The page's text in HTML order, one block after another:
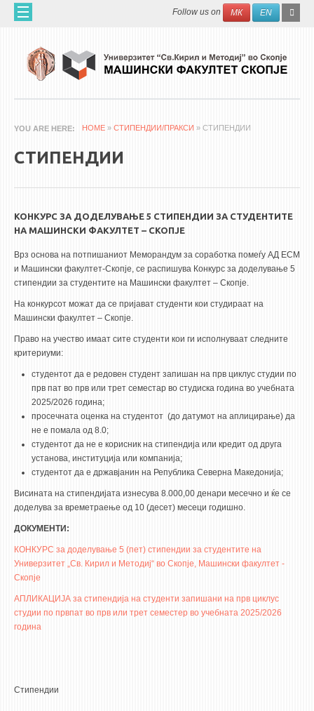
Skip to main content Search
Follow us on МК EN
ЗА НАС
60 ГОДИНИ МФ
НАУЧНА ДЕЈНОСТ
АПЛИКАТИВНА ДЕЈНОСТ
ERASMUS+
3DFindIT
WATERBRIDGING
CIRASIM
ENERGET
AIR QUALITY MODELLING
АКТИ
АКТИ
АНКЕТИ И САМОЕВАЛУАЦИИ
ЗАВРШНИ СМЕТКИ
ТЕЛЕФОНСКИ ИМЕНИК
ALUMNI MFS
ИЗВЕСТУВАЊА
НАСТАВЕН КАДАР
YOU ARE HERE HOME » СТИПЕНДИИ/ПРАКСИ » СТИПЕНДИИ
СТИПЕНДИИ
КОНКУРС ЗА ДОДЕЛУВАЊЕ 5 СТИПЕНДИИ ЗА СТУДЕНТИТЕ
НА МАШИНСКИ ФАКУЛТЕТ – СКОПЈЕ
Врз основа на потпишаниот Меморандум за соработка помеѓу АД ЕСМ
и Машински факултет-Скопје, се распишува Конкурс за доделување 5
стипендии за студентите на Машински факултет – Скопје.
На конкурсот можат да се пријават студенти кои студираат на
Машински факултет – Скопје.
Право на учество имаат сите студенти кои ги исполнуваат следните
критериуми:
студентот да е редовен студент запишан на прв циклус студии по
прв пат во прв или трет семестар во студиска година во учебната
2025/2026 година;
просечната оценка на студентот (до датумот на аплицирање) да
не е помала од 8.0;
студентот да не е корисник на стипендија или кредит од друга
установа, институција или компанија;
студентот да е државјанин на Република Северна Македонија;
Висината на стипендијата изнесува 8.000,00 денари месечно и ќе се
доделува за времетраење од 10 (десет) месеци годишно.
ДОКУМЕНТИ:
КОНКУРС за доделување 5 (пет) стипендии за студентите на
Универзитет „Св. Кирил и Методиј“ во Скопје, Машински факултет -
Скопје
АПЛИКАЦИЈА за стипендија на студенти запишани на прв циклус
студии по првпат во прв или трет семестер во учебната 2025/2026
година
Стипендии